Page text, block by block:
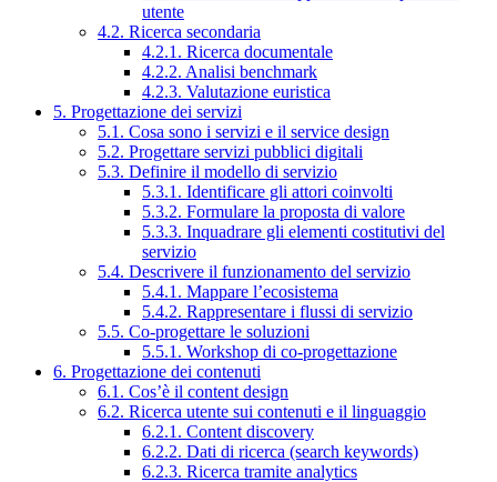
utente
4.2. Ricerca secondaria
4.2.1. Ricerca documentale
4.2.2. Analisi benchmark
4.2.3. Valutazione euristica
5. Progettazione dei servizi
5.1. Cosa sono i servizi e il service design
5.2. Progettare servizi pubblici digitali
5.3. Definire il modello di servizio
5.3.1. Identificare gli attori coinvolti
5.3.2. Formulare la proposta di valore
5.3.3. Inquadrare gli elementi costitutivi del
servizio
5.4. Descrivere il funzionamento del servizio
5.4.1. Mappare l’ecosistema
5.4.2. Rappresentare i flussi di servizio
5.5. Co-progettare le soluzioni
5.5.1. Workshop di co-progettazione
6. Progettazione dei contenuti
6.1. Cos’è il content design
6.2. Ricerca utente sui contenuti e il linguaggio
6.2.1. Content discovery
6.2.2. Dati di ricerca (search keywords)
6.2.3. Ricerca tramite analytics